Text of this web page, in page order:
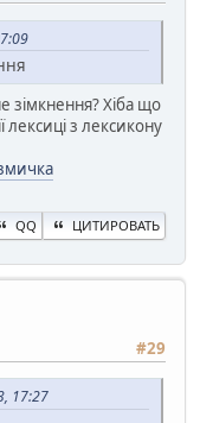
зімкнення? Хіба що
з лексикону
QQ ЦИТИРОВАТЬ
#29
17:27